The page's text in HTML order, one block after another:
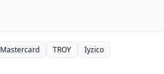
Mastercard TROY İyzico